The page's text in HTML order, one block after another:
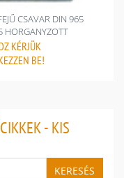
CSAVAR DIN 965
HORGANYZOTT
KÉRJÜK
BE!
- KIS
KERESÉS